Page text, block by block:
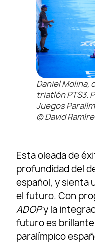
Daniel Molina,
triatlón PTS3.
Juegos
© David
Esta oleada de
profundidad del
español, y sienta
el futuro. Con
ADOPy la
futuro es
paralímpico